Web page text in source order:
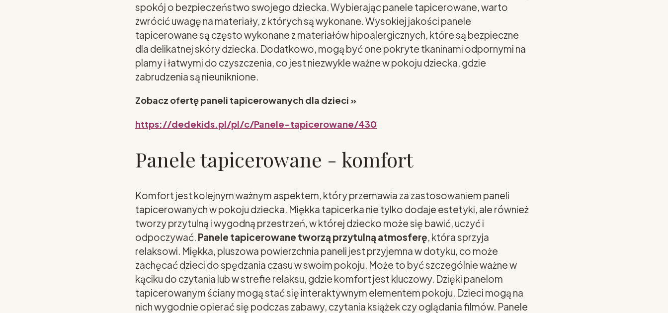
spokój o bezpieczeństwo swojego dziecka. Wybierając panele tapicerowane, warto
zwrócić uwagę na materiały, z których są wykonane. Wysokiej jakości panele
tapicerowane są często wykonane z materiałów hipoalergicznych, które są bezpieczne
dla delikatnej skóry dziecka. Dodatkowo, mogą być one pokryte tkaninami odpornymi na
plamy i łatwymi do czyszczenia, co jest niezwykle ważne w pokoju dziecka, gdzie
zabrudzenia są nieuniknione.
Zobacz ofertę paneli tapicerowanych dla dzieci »
https://dedekids.pl/pl/c/Panele-tapicerowane/430
Panele tapicerowane - komfort
Komfort jest kolejnym ważnym aspektem, który przemawia za zastosowaniem paneli
tapicerowanych w pokoju dziecka. Miękka tapicerka nie tylko dodaje estetyki, ale również
tworzy przytulną i wygodną przestrzeń, w której dziecko może się bawić, uczyć i
odpoczywać. Panele tapicerowane tworzą przytulną atmosferę, która sprzyja
relaksowi. Miękka, pluszowa powierzchnia paneli jest przyjemna w dotyku, co może
zachęcać dzieci do spędzania czasu w swoim pokoju. Może to być szczególnie ważne w
kąciku do czytania lub w strefie relaksu, gdzie komfort jest kluczowy. Dzięki panelom
tapicerowanym ściany mogą stać się interaktywnym elementem pokoju. Dzieci mogą na
nich wygodnie opierać się podczas zabawy, czytania książek czy oglądania filmów. Panele